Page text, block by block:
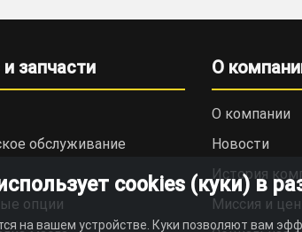
запчасти
обслуживание
опции
О
О компании
Новости
История
Миссия и
cookies (куки) в
на вашем устройстве. Куки позволяют вам